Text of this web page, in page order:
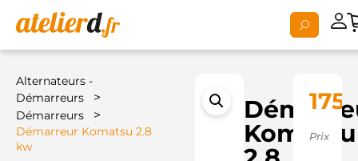
Alternateurs -
Démarreurs
>
Démarreurs >
Démarreur Komatsu 2.8
kw
Komatsu
Prix